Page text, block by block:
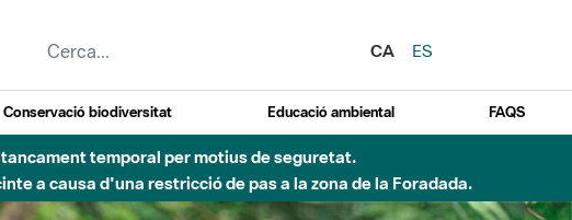
CA
ES
Conservació biodiversitat Educació ambiental FAQS
temporal per motius de seguretat.
a causa d'una restricció de pas a la zona de la Foradada.